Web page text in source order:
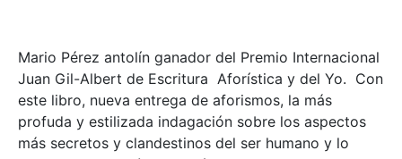
Mario Pérez antolín ganador del Premio Internacional
Juan Gil-Albert de Escritura Aforística y del Yo. Con
este libro, nueva entrega de aforismos, la más
profuda y estilizada indagación sobre los aspectos
más secretos y clandestinos del ser humano y lo